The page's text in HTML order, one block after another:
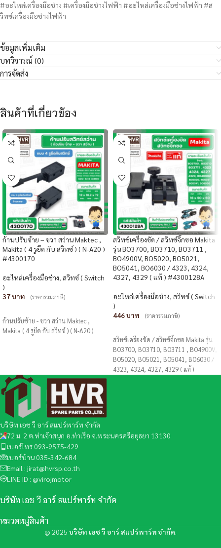
#อะไหล่เครื่องมือช่าง #เครื่องมือช่างไฟฟ้า #อะไหล่เครื่องมือช่างไฟฟ้า #ส
วิทซ์เครื่องมือช่างไฟฟ้า
ข้อมูลเพิ่มเติม
บทวิจารณ์ (0)
การจัดส่ง
สินค้าที่เกี่ยวข้อง
ก้านปรับซ้าย – ขวา สว่าน Maktec ,
Makita ( 4 รูยึด กับ สวิทซ์ ) ( N-A20 )
#4300170
อะไหล่เครื่องมือช่าง, สวิทซ์ ( Switch
)
37
(ราคารวมภาษี)
ก้านปรับซ้าย - ขวา สว่าน Maktec ,
Makita ( 4 รูยึด กับ สวิทซ์ ) ( N-A20 )
สวิทช์เครื่องขัด / สวิทซ์จิ๊กซอ Makita
รุ่น BO3700, BO3710, BO3711 ,
BO4900V, BO5020, BO5021,
BO5041, BO6030 / 4323, 4324,
4327, 4329 ( แท้ ) #4300128A
อะไหล่เครื่องมือช่าง, สวิทซ์ ( Switch
)
446
(ราคารวมภาษี)
สวิทช์เครื่องขัด / สวิทซ์จิ๊กซอ Makita รุ่น
BO3700, BO3710, BO3711 , BO4900V,
BO5020, BO5021, BO5041, BO6030 /
4323, 4324, 4327, 4329 ( แท้ )
บริษัท เอช วี อาร์ สแปร์พาร์ท จำกัด
72 ม. 2 ต.ท่าเจ้าสนุก อ.ท่าเรือ จ.พระนครศรีอยุธยา 13130
เบอร์โทร 093-9575-429
เบอร์บ้าน 035-342-684
Email : jirat@hvrsp.co.th
LINE ID : @virojmotor
บริษัท เอช วี อาร์ สแปร์พาร์ท จำกัด
หมวดหมู่สินค้า
@ 2025 บริษัท เอช วี อาร์ สแปร์พาร์ท จำกัด.